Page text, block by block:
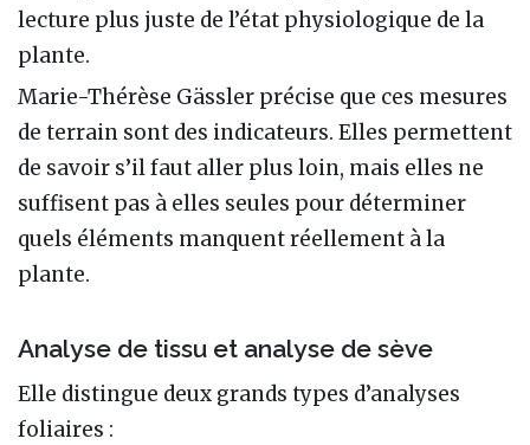
lecture plus juste de l’état physiologique de la
plante.
Marie-Thérèse Gässler précise que ces mesures
de terrain sont des indicateurs. Elles permettent
de savoir s’il faut aller plus loin, mais elles ne
suffisent pas à elles seules pour déterminer
quels éléments manquent réellement à la
plante.
Analyse de tissu et analyse de sève
Elle distingue deux grands types d’analyses
foliaires :